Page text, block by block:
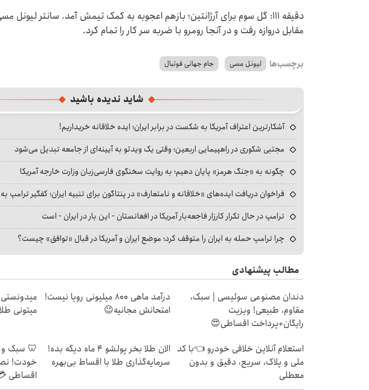
دقیقه ۱۱۱: گل سوم برای آرژانتین؛ بازهم اعجوبه به کمک تیمش آمد. سانتر لیونل
مقابل دروازه رفت و در آنجا رومرو با ضربه سر کار را تمام کرد.
برچسب‌ها لیونل مسی جام جهانی فوتبال
شاید ندیده باشید
آشکارترین اعتراف آمریکا به شکست در برابر ایران؛ ایده خلاقانه خریداریم!
مجتبی شکوری در راهپیمایی اربعین؛ وقتی یک ویدئو به آیینه‌ای از جامعه تبدیل می‌شود
چگونه به «جنگ هرمز» پایان دهیم؛ به روایت سخنگوی فارسی‌زبان وزارت خارجه آمریکا
فراخوان دریافت ایده‌های «خلاقانه و نامتعارف» در پنتاگون برای تنبیه ایران؛ کفگیر ترامپ
ترامپ در حال تکرار کارزار فاجعه‌بار آمریکا در افغانستان - این بار در ایران - است
چرا ترامپ حمله به ایران را متوقف کرد؛ موضع ایران و آمریکا در قبال «توافق» چیست؟
مطالب پیشنهادی
دندان مصنوعی سوئیسی | سبک،
مقاوم، طبیعی! ویزیت
رایگان+پرداخت اقساطی😍
درآمد ماهی 800 میلیونی رویا نیست!
امتحانش مجانیه😉
میتونی
استعلام آنلاین خلافی خودرو 👈با کد
ملی و پلاک، سریع، دقیق و بدون
معطلی
الان طلا بخر پولشو 4 ماه دیگه بده!
سرمایه‌گذاری طلا با اقساط بی‌بهره
🦷 سبک و
خودت!
اقساطی